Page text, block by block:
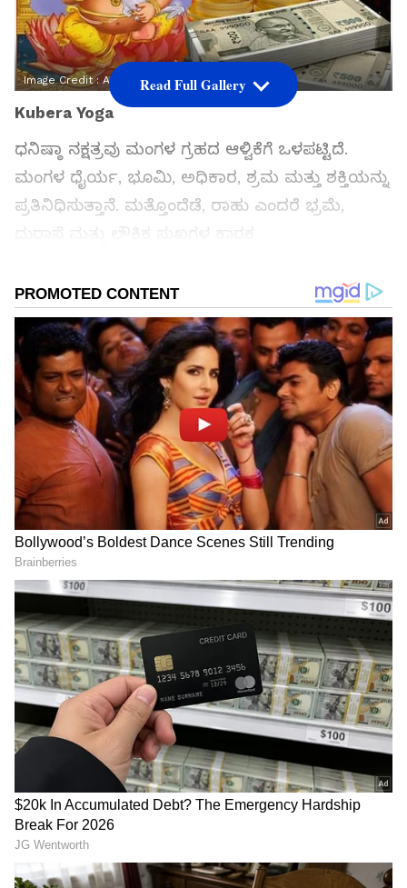
Image Credit : Asianet News
Kubera Yoga
ಧನಿಷ್ಠಾ ನಕ್ಷತ್ರವು ಮಂಗಳ ಗ್ರಹದ ಆಳ್ವಿಕೆಗೆ ಒಳಪಟ್ಟಿದೆ.
ಮಂಗಳ ಧೈರ್ಯ, ಭೂಮಿ, ಅಧಿಕಾರ, ಶ್ರಮ ಮತ್ತು ಶಕ್ತಿಯನ್ನು
ಪ್ರತಿನಿಧಿಸುತ್ತಾನೆ. ಮತ್ತೊಂದೆಡೆ, ರಾಹು ಎಂದರೆ ಭ್ರಮೆ,
'ಬೆಂಕಿ ಮತ್ತು ಗಾಳಿ' ಸೇರಿದಂತೆ ಅಪಾರ ಶಕ್ತಿಯನ್ನು
ಸೃಷ್ಟಿಸುತ್ತದೆ. ಇದರಿಂದಾಗಿ, ಇಲ್ಲಿಯವರೆಗೆ ನಿಂತುಹೋಗಿದ್ದ
ಕೆಲಸಗಳು ವೇಗ ಪಡೆದುಕೊಳ್ಳುತ್ತವೆ. ವಿಶೇಷವಾಗಿ ರಿಯಲ್
ಎಸ್ಟೇಟ್, ತಂತ್ರಜ್ಞಾನ, ಆನ್‌ಲೈನ್ ವ್ಯವಹಾರ ಮತ್ತು ಸ್ವಯಂ
ಉದ್ಯೋಗ ಮಾಡುವವರಿಗೆ ಹೊಸ ಎತ್ತರವನ್ನು ತಲುಪುವ
ಅವಕಾಶ ಸಿಗಲಿದೆ.
ಸಮಗ್ರ ಸುದ್ದಿ ಮೂಲವನ್ನಾಗಿ asianet suvarna news ಅನ್ನು
ಆಯ್ಕೆ ಮಾಡಿಕೊಳ್ಳಿ
5
Read Full Gallery